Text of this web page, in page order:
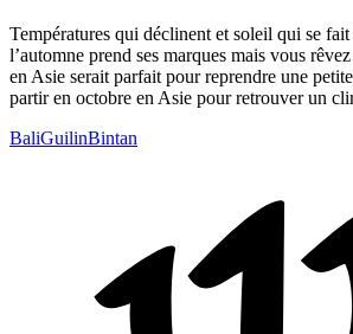
Températures qui déclinent et soleil qui se
l’automne prend ses marques mais vous
en Asie serait parfait pour reprendre une
partir en octobre en Asie pour retrouver un
BaliGuilinBintan